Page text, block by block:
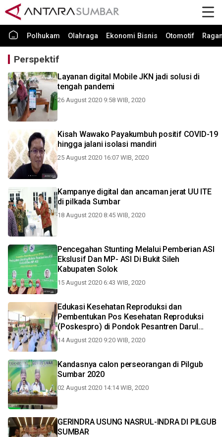
Polhukam Olahraga Ekonomi Bisnis Otomotif
Perspektif
Layanan digital Mobile JKN jadi solusi di
tengah pandemi
26 August 2020 9:58 WIB, 2020
Kisah Wawako Payakumbuh positif COVID-19
hingga jalani isolasi mandiri
25 August 2020 16:07 WIB, 2020
Kampanye digital dan ancaman jerat UU ITE
di pilkada Sumbar
18 August 2020 8:45 WIB, 2020
Pencegahan Stunting Melalui Pemberian ASI
Ekslusif Dan MP- ASI Di Bukit Sileh
Kabupaten Solok
15 August 2020 6:43 WIB, 2020
Edukasi Kesehatan Reproduksi dan
Pembentukan Pos Kesehatan Reproduksi
(Poskespro) di Pondok Pesantren Darul
'Ulum Aie Pacah Kecamatan Koto Tangah
Kota Padang (Program Kemitraan
14 August 2020 9:20 WIB, 2020
Kandasnya calon perseorangan di Pilgub
Sumbar 2020
02 August 2020 14:14 WIB, 2020
GERINDRA USUNG NASRUL-INDRA DI PILGUB
SUMBAR